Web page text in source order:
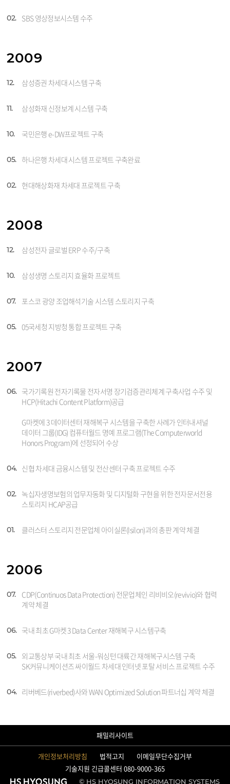
02. SBS 영상정보시스템 수주
2009
12. 삼성증권 차세대 시스템 구축
11. 삼성화재 신정보계 시스템 구축
10. 국민은행 e-DW프로젝트 구축
05. 하나은행 차세대 시스템 프로젝트 구축완료
02. 현대해상화재 차세대 프로젝트 구축
2008
12. 삼성전자 글로벌 ERP 수주/구축
10. 삼성생명 스토리지 효율화 프로젝트
07. 포스코 광양 조업해석기술 시스템 스토리지 구축
05. 05국세청 지방청 통합 프로젝트 구축
2007
06. 국가기록원 전자기록물 전자서명 장기검증관리체계 구축사업 수주 및
HCP(Hitachi Content Platform)공급
G마켓에 3 데이터센터 재해복구 시스템을 구축한 사례가 인터내셔널
데이터 그룹(IDG) 컴퓨터월드 명예 프로그램(The Computerworld
Honors Program)에 선정되어 수상
04. 신협 차세대 금융시스템 및 전산센터 구축 프로젝트 수주
02.
녹십자생명보험의 업무자동화 및 디지털화 구현을 위한 전자문서전용
스토리지 HCAP공급
01. 클러스터 스토리지 전문업체 아이실론(Isilon)과의 총판 계약 체결
2006
07.
CDP(Continuos Data Protection) 전문업체인 리비비오(revivio)와 협력
계약 체결
06. 국내 최초 G마켓 3 Data Center 재해복구 시스템구축
05.
외교통상부 국내 최초 서울-워싱턴 대륙간 재해복구시스템 구축
SK커뮤니케이션즈 싸이월드 차세대 인터넷 포탈 서비스 프로젝트 수주
04. 리버베드(riverbed)사와 WAN Optimized Solution 파트너십 계약 체결
© HS HYOSUNG INFORMATION SYSTEMS
개인정보처리방침 법적고지 이메일무단수집거부
패밀리사이트
기술지원 긴급콜센터 080-9000-365